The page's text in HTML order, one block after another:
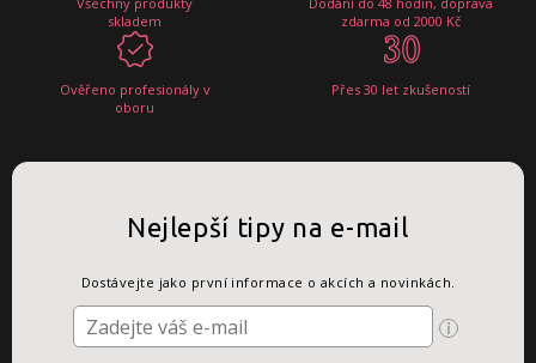
skladem
zdarma od 2000 Kč
Ověřeno profesionály v
oboru
Přes 30 let zkušeností
Nejlepší tipy na e-mail
Dostávejte jako první informace o akcích a novinkách.